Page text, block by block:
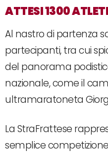
ATTESI 1300 ATLETI
Al nastro di partenza
partecipanti, tra cui
del panorama
nazionale, come il
ultramaratoneta
La StraFrattese
semplice